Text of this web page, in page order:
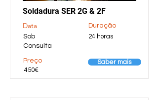
Soldadura SER 2G & 2F
Data
Sob
Consulta
Preço
450€
Duração
24 horas
Saber mais